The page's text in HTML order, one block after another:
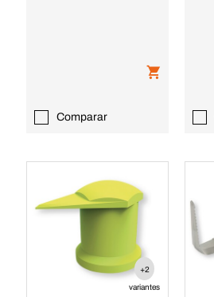
Comparar
+2
variantes